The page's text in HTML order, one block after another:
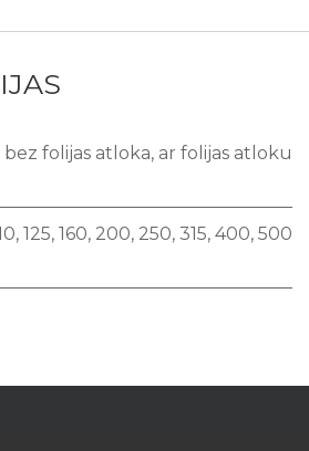
bez folijas atloka, ar folijas atloku
, 125, 160, 200, 250, 315, 400, 500